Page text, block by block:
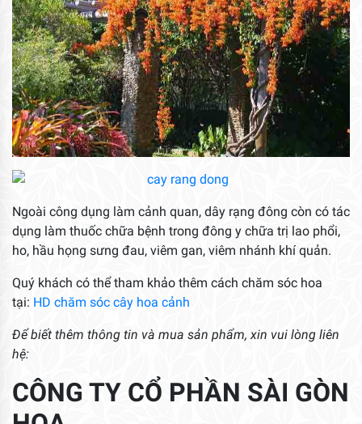
Ngoài công dụng làm cảnh quan, dây rạng đông còn có tác
dụng làm thuốc chữa bệnh trong đông y chữa trị lao phổi,
ho, hầu họng sưng đau, viêm gan, viêm nhánh khí quản.
Quý khách có thể tham khảo thêm cách chăm sóc hoa
tại: HD chăm sóc cây hoa cảnh
Để biết thêm thông tin và mua sản phẩm, xin vui lòng liên
hệ:
CÔNG TY CỔ PHẦN SÀI GÒN